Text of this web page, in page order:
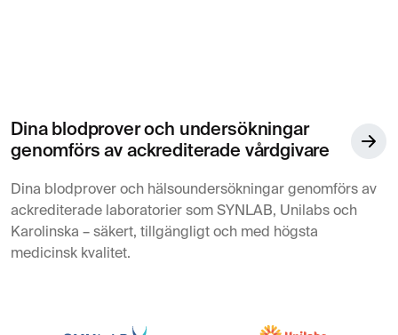
Dina blodprover och undersökningar
genomförs av ackrediterade vårdgivare
Dina blodprover och hälsoundersökningar genomförs av
ackrediterade laboratorier som SYNLAB, Unilabs och
Karolinska – säkert, tillgängligt och med högsta
medicinsk kvalitet.